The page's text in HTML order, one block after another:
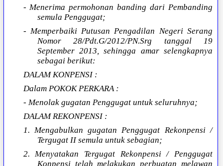
- Menerima permohonan banding dari Pembanding
semula Penggugat;
- Memperbaiki Putusan Pengadilan Negeri Serang
Nomor 28/Pdt.G/2012/PN.Srg tanggal 19
September 2013, sehingga amar selengkapnya
sebagai berikut:
DALAM KONPENSI :
Dalam POKOK PERKARA :
- Menolak gugatan Penggugat untuk seluruhnya;
DALAM REKONPENSI :
1. Mengabulkan gugatan Penggugat Rekonpensi /
Tergugat II semula untuk sebagian;
2. Menyatakan Tergugat Rekonpensi / Penggugat
Konpensi telah melakukan perbuatan melawan